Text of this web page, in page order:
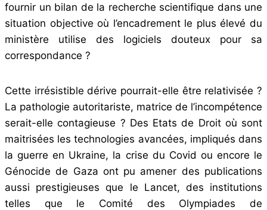
fournir un bilan de la recherche scientifique dans une
situation objective où l’encadrement le plus élevé du
ministère utilise des logiciels douteux pour sa
correspondance ?
Cette irrésistible dérive pourrait-elle être relativisée ?
La pathologie autoritariste, matrice de l’incompétence
serait-elle contagieuse ? Des Etats de Droit où sont
maitrisées les technologies avancées, impliqués dans
la guerre en Ukraine, la crise du Covid ou encore le
Génocide de Gaza ont pu amener des publications
aussi prestigieuses que le Lancet, des institutions
telles que le Comité des Olympiades de